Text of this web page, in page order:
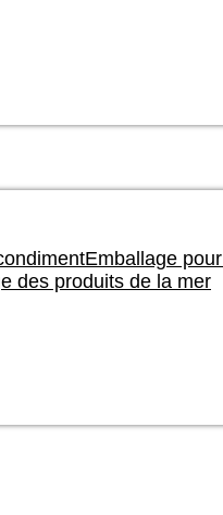
Emballage
des produits de la mer